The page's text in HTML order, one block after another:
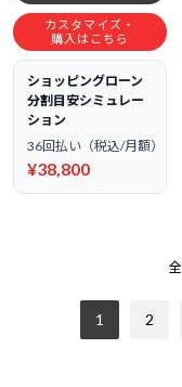
カスタマイズ・
購入はこちら
ショッピングローン
分割目安シミュレー
ション
36回払い（税込/月額）
¥38,800
全
1 2